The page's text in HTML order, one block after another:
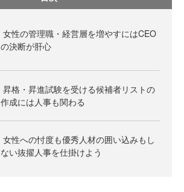
女性の管理職・経営層を増やすにはCEO
の決断が肝心
昇格・昇進試験を受ける候補者リストの
作成には人事も関わる
女性への忖度も優秀人材の囲い込みもし
ない抜擢人事を仕掛けよう